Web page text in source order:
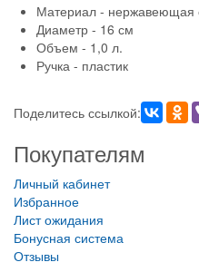
Материал - нержавеющая
Диаметр - 16 см
Объем - 1,0 л.
Ручка - пластик
Поделитесь ссылкой:
Покупателям
Личный кабинет
Избранное
Лист ожидания
Бонусная система
Отзывы